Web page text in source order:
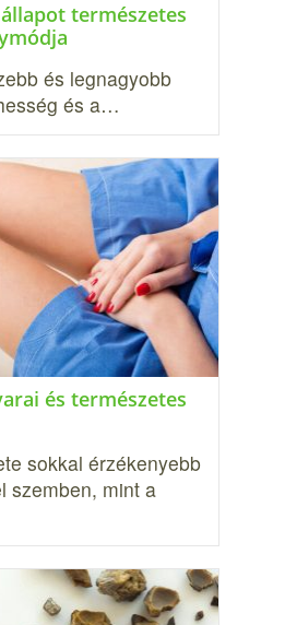
természetes
és legnagyobb
és a…
és természetes
sokkal érzékenyebb
szemben, mint a